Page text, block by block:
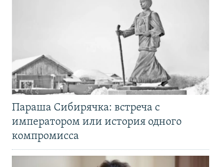
Параша Сибирячка: встреча с
императором или история одного
компромисса